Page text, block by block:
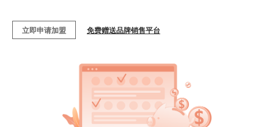
立即申请加盟 免费赠送品牌销售平台